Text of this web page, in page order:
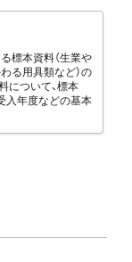
標本資料（生業や
る用具類など）の
について、標本
受入年度などの基本